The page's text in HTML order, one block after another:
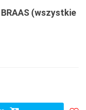
(wszystkie